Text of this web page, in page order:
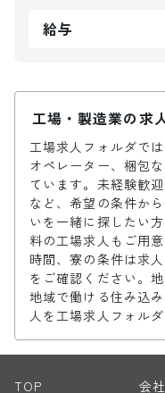
給与
工場・製造業の求
工場求人フォルダで
オペレーター、梱包
ています。未経験歓
など、希望の条件か
いを一緒に探したい
料の工場求人もご用
時間、寮の条件は求
をご確認ください。
地域で働ける住み込
人を工場求人フォル
TOP 会